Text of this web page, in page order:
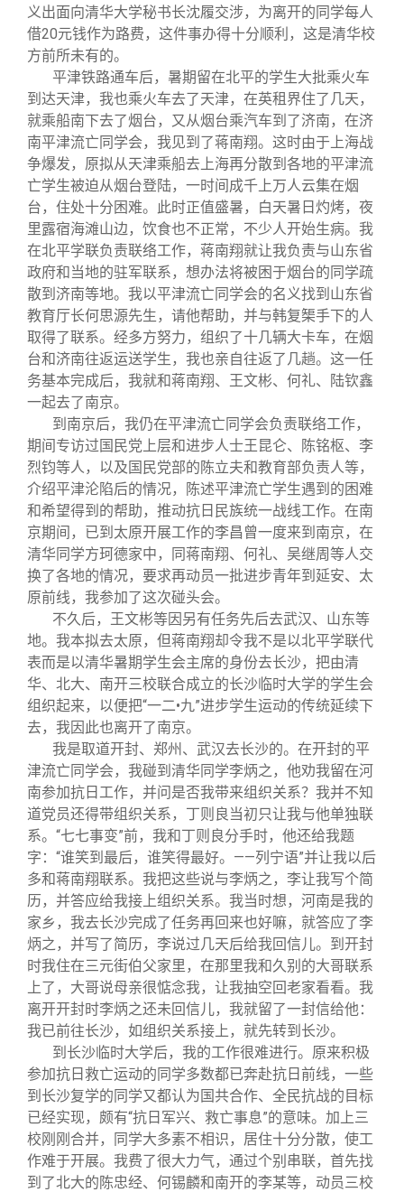
义出面向清华大学秘书长沈履交涉，为离开的同学每人
借20元钱作为路费，这件事办得十分顺利，这是清华校
方前所未有的。
平津铁路通车后，暑期留在北平的学生大批乘火车
到达天津，我也乘火车去了天津，在英租界住了几天，
就乘船南下去了烟台，又从烟台乘汽车到了济南，在济
南平津流亡同学会，我见到了蒋南翔。这时由于上海战
争爆发，原拟从天津乘船去上海再分散到各地的平津流
亡学生被迫从烟台登陆，一时间成千上万人云集在烟
台，住处十分困难。此时正值盛暑，白天暑日灼烤，夜
里露宿海滩山边，饮食也不正常，不少人开始生病。我
在北平学联负责联络工作，蒋南翔就让我负责与山东省
政府和当地的驻军联系，想办法将被困于烟台的同学疏
散到济南等地。我以平津流亡同学会的名义找到山东省
教育厅长何思源先生，请他帮助，并与韩复榘手下的人
取得了联系。经多方努力，组织了十几辆大卡车，在烟
台和济南往返运送学生，我也亲自往返了几趟。这一任
务基本完成后，我就和蒋南翔、王文彬、何礼、陆钦鑫
一起去了南京。
到南京后，我仍在平津流亡同学会负责联络工作，
期间专访过国民党上层和进步人士王昆仑、陈铭枢、李
烈钧等人，以及国民党部的陈立夫和教育部负责人等，
介绍平津沦陷后的情况，陈述平津流亡学生遇到的困难
和希望得到的帮助，推动抗日民族统一战线工作。在南
京期间，已到太原开展工作的李昌曾一度来到南京，在
清华同学方珂德家中，同蒋南翔、何礼、吴继周等人交
换了各地的情况，要求再动员一批进步青年到延安、太
原前线，我参加了这次碰头会。
不久后，王文彬等因另有任务先后去武汉、山东等
地。我本拟去太原，但蒋南翔却令我不是以北平学联代
表而是以清华暑期学生会主席的身份去长沙，把由清
华、北大、南开三校联合成立的长沙临时大学的学生会
组织起来，以便把“一二•九”进步学生运动的传统延续下
去，我因此也离开了南京。
我是取道开封、郑州、武汉去长沙的。在开封的平
津流亡同学会，我碰到清华同学李炳之，他劝我留在河
南参加抗日工作，并问是否我带来组织关系？我并不知
道党员还得带组织关系，丁则良当初只让我与他单独联
系。“七七事变”前，我和丁则良分手时，他还给我题
字：“谁笑到最后，谁笑得最好。——列宁语”并让我以后
多和蒋南翔联系。我把这些说与李炳之，李让我写个简
历，并答应给我接上组织关系。我当时想，河南是我的
家乡，我去长沙完成了任务再回来也好嘛，就答应了李
炳之，并写了简历，李说过几天后给我回信儿。到开封
时我住在三元街伯父家里，在那里我和久别的大哥联系
上了，大哥说母亲很惦念我，让我抽空回老家看看。我
离开开封时李炳之还未回信儿，我就留了一封信给他：
我已前往长沙，如组织关系接上，就先转到长沙。
到长沙临时大学后，我的工作很难进行。原来积极
参加抗日救亡运动的同学多数都已奔赴抗日前线，一些
到长沙复学的同学又都认为国共合作、全民抗战的目标
已经实现，颇有“抗日军兴、救亡事息”的意味。加上三
校刚刚合并，同学大多素不相识，居住十分分散，使工
作难于开展。我费了很大力气，通过个别串联，首先找
到了北大的陈忠经、何锡麟和南开的李某等，动员三校